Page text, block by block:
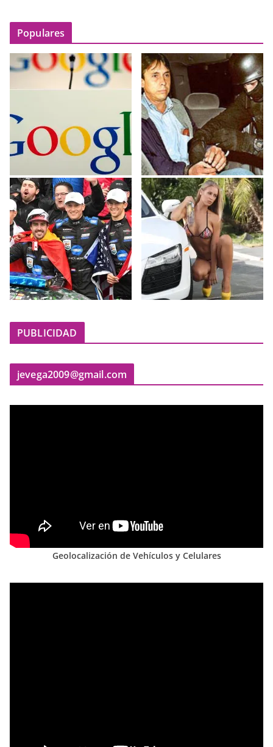
Populares
PUBLICIDAD
jevega2009@gmail.com
Geolocalización de Vehículos y Celulares